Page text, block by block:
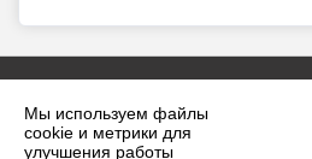
Мы используем файлы
cookie и метрики для
улучшения работы